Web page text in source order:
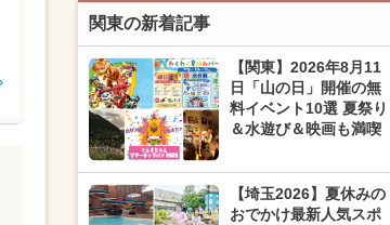
関東の新着記事
【関東】2026年8月11
日「山の日」開催の無
料イベント10選 夏祭り
＆水遊び＆映画も満喫
【埼玉2026】夏休みの
おでかけ最新人気スポ